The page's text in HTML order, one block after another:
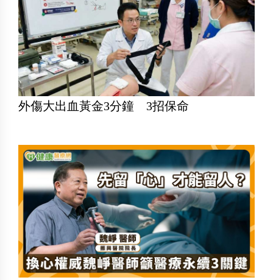
外傷大出血黃金3分鐘 3招保命